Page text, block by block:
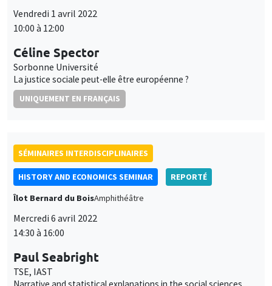
Vendredi 1 avril 2022
10:00 à 12:00
Céline Spector
Sorbonne Université
La justice sociale peut-elle être européenne ?
UNIQUEMENT EN FRANÇAIS
SÉMINAIRES INTERDISCIPLINAIRES
HISTORY AND ECONOMICS SEMINAR
REPORTÉ
Îlot Bernard du BoisAmphithéâtre
Mercredi 6 avril 2022
14:30 à 16:00
Paul Seabright
TSE, IAST